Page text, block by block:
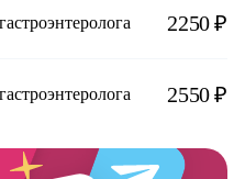
2250 ₽
2550 ₽